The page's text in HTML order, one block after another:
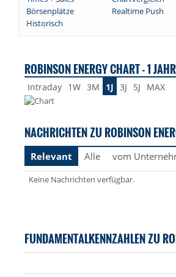
Börsenplätze
Realtime Push
Historisch
ROBINSON ENERGY CHART - 1
Intraday 1W 3M 1J 3J 5J MAX
NACHRICHTEN ZU ROBINSON
Relevant Alle vom
Keine Nachrichten verfügbar.
FUNDAMENTALKENNZAHLEN ZU